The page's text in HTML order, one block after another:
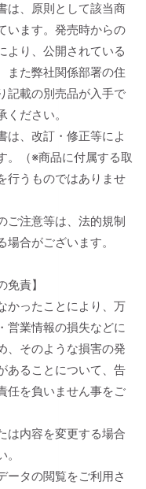
は、原則として該当商
います。発売時からの
より、公開されている
また弊社関係部署の住
記載の別売品が入手で
ださい。
は、改訂・修正等によ
。（※商品に付属する取
行うものではありませ
ご注意等は、法的規制
合がございます。
責】
かったことにより、万
営業情報の損失などに
、そのような損害の発
あることについて、告
任を負いません事をご
は内容を変更する場合
ータの閲覧をご利用さ